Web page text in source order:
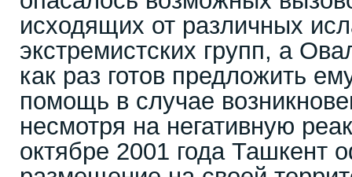
исходящих от различных
экстремистских групп, а
как раз готов предложить
помощь в случае
несмотря на негативную
октябре 2001 года Ташкент